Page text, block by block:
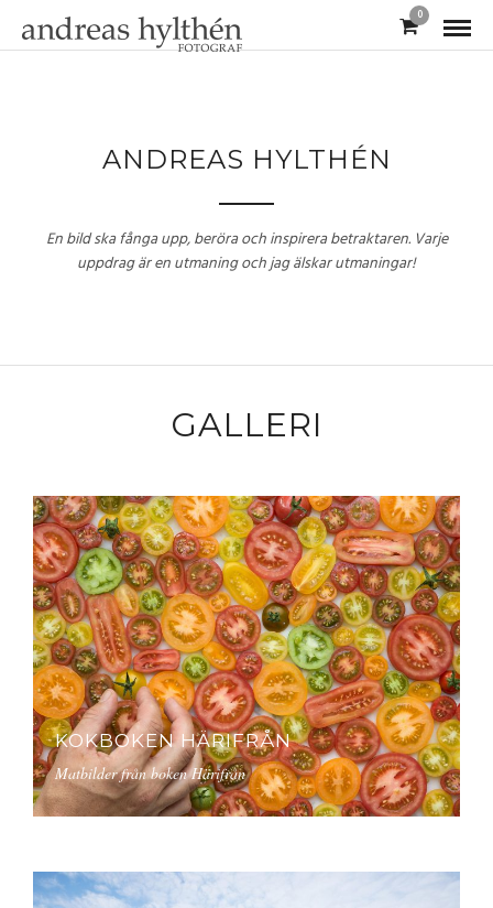
0
ANDREAS HYLTHÉN
En bild ska fånga upp, beröra och inspirera betraktaren. Varje
uppdrag är en utmaning och jag älskar utmaningar!
GALLERI
KOKBOKEN HÄRIFRÅN
Matbilder från boken Härifrån